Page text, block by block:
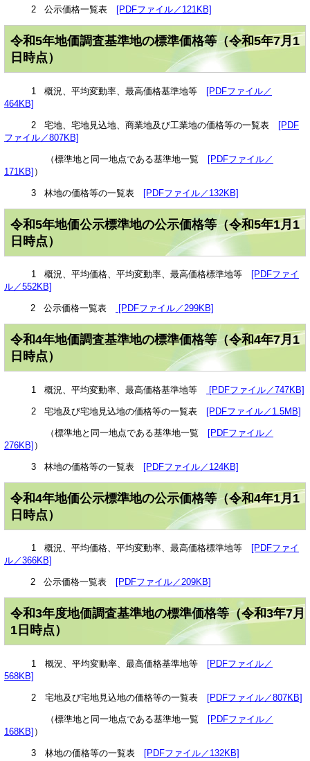
2 公示価格一覧表 [PDFファイル／121KB]
令和5年地価調査基準地の標準価格等（令和5年7月1
日時点）
1 概況、平均変動率、最高価格基準地等 [PDFファイル／
464KB]
2 宅地、宅地見込地、商業地及び工業地の価格等の一覧表 [PDF
ファイル／807KB]
（標準地と同一地点である基準地一覧 [PDFファイル／
171KB] ）
3 林地の価格等の一覧表 [PDFファイル／132KB]
令和5年地価公示標準地の公示価格等（令和5年1月1
日時点）
1 概況、平均価格、平均変動率、最高価格標準地等
[PDFファイ
ル／552KB]
2 公示価格一覧表 [PDFファイル／299KB]
令和4年地価調査基準地の標準価格等（令和4年7月1
日時点）
1 概況、平均変動率、最高価格基準地等 [PDFファイル／747KB]
2 宅地及び宅地見込地の価格等の一覧表 [PDFファイル／1.5MB]
（標準地と同一地点である基準地一覧
[PDFファイル／
276KB] ）
3 林地の価格等の一覧表 [PDFファイル／124KB]
令和4年地価公示標準地の公示価格等（令和4年1月1
日時点）
1 概況、平均価格、平均変動率、最高価格標準地等
[PDFファイ
ル／366KB]
2 公示価格一覧表 [PDFファイル／209KB]
令和3年度地価調査基準地の標準価格等（令和3年7月
1日時点）
1 概況、平均変動率、最高価格基準地等
[PDFファイル／
568KB]
2 宅地及び宅地見込地の価格等の一覧表 [PDFファイル／807KB]
（標準地と同一地点である基準地一覧
[PDFファイル／
168KB] ）
3 林地の価格等の一覧表 [PDFファイル／132KB]